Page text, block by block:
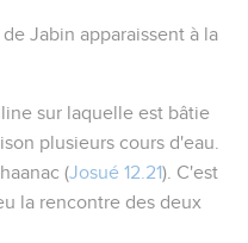
de Jabin apparaissent à la
sur laquelle est bâtie
plusieurs cours d'eau.
(Josué 12.21). C'est
la rencontre des deux